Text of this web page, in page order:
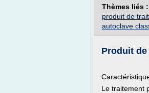
Thèmes liés :
produit de
autoclave
Produit
Le traitement